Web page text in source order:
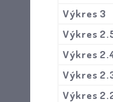
Výkres 3
Výkres
Výkres
Výkres
Výkres